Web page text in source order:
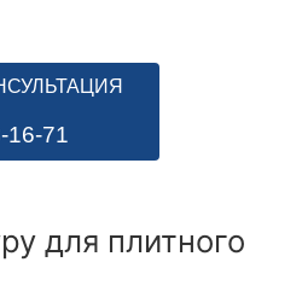
16-71
для плитного